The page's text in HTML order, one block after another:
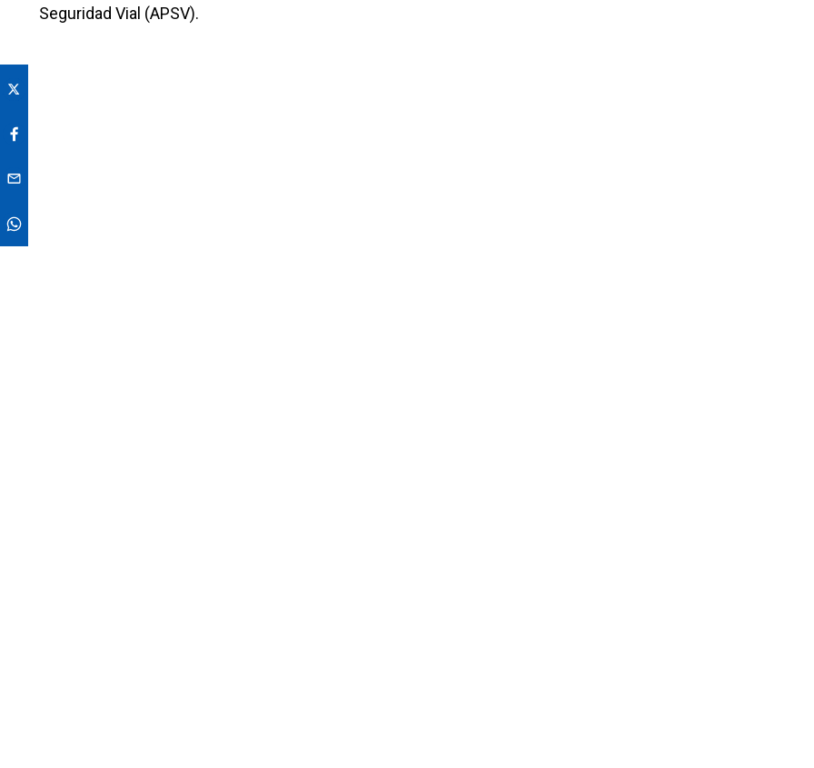
Seguridad Vial (APSV).